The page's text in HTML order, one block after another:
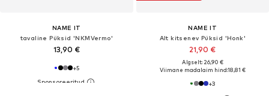
NAME IT
tavaline Püksid 'NKMVermo'
13,90 €
+5
NAME IT
Alt kitsenev Püksid 'Honk'
21,90 €
Algselt: 26,90 €
Viimane madalaim hind:18,81 €
+3